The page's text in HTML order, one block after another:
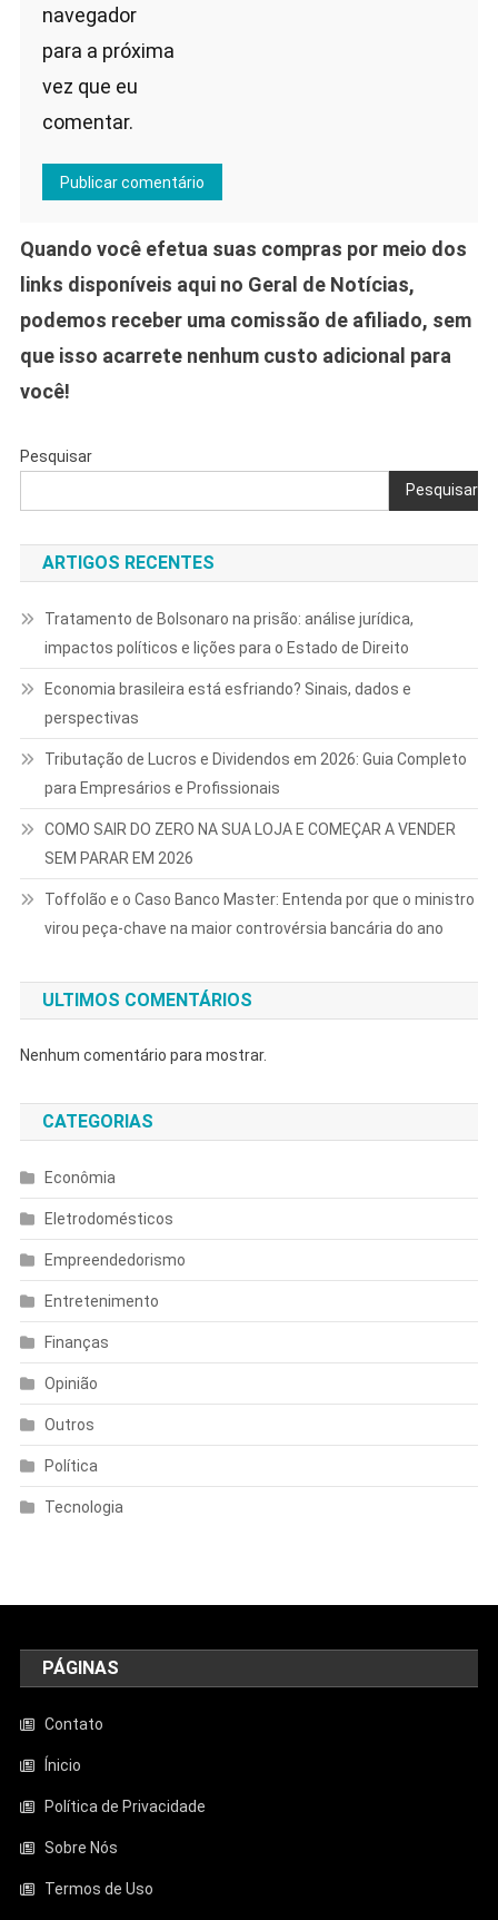
navegador
para a próxima
vez que eu
comentar.
Quando você efetua suas compras por meio dos
links disponíveis aqui no Geral de Notícias,
podemos receber uma comissão de afiliado, sem
que isso acarrete nenhum custo adicional para
você!
Pesquisar
Pesquisar
ARTIGOS RECENTES
Tratamento de Bolsonaro na prisão: análise jurídica,
impactos políticos e lições para o Estado de Direito
Economia brasileira está esfriando? Sinais, dados e
perspectivas
Tributação de Lucros e Dividendos em 2026: Guia Completo
para Empresários e Profissionais
COMO SAIR DO ZERO NA SUA LOJA E COMEÇAR A VENDER
SEM PARAR EM 2026
Toffolão e o Caso Banco Master: Entenda por que o ministro
virou peça-chave na maior controvérsia bancária do ano
ULTIMOS COMENTÁRIOS
Nenhum comentário para mostrar.
CATEGORIAS
Econômia
Eletrodomésticos
Empreendedorismo
Entretenimento
Finanças
Opinião
Outros
Política
Tecnologia
PÁGINAS
Contato
Ínicio
Política de Privacidade
Sobre Nós
Termos de Uso